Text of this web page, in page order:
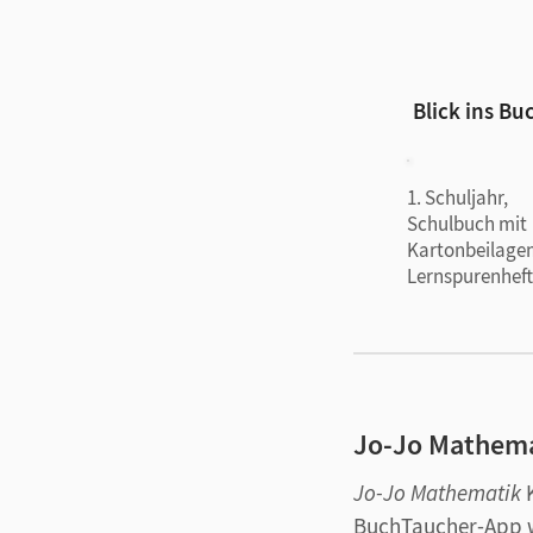
Denkens und
Grundprinzip
konkrete
Jo-Jo Mathematik
Passendes
Mediale
Blick ins
1. Schuljahr,
Schulbuch mit
Lernspurenheft
Jo-Jo
Jo-Jo Mathematik
BuchTaucher-App